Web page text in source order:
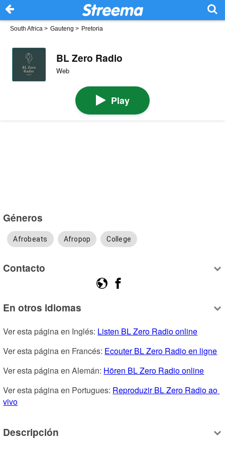
South Africa > Gauteng > Pretoria
BL Zero Radio
Web
Play
Géneros
Afrobeats Afropop College
Contacto
En otros idiomas
Ver esta página en Inglés: Listen BL Zero Radio online
Ver esta página en Francés: Ecouter BL Zero Radio en ligne
Ver esta página en Alemán: Hören BL Zero Radio online
Ver esta página en Portugues: Reproduzir BL Zero Radio ao
vivo
Descripción